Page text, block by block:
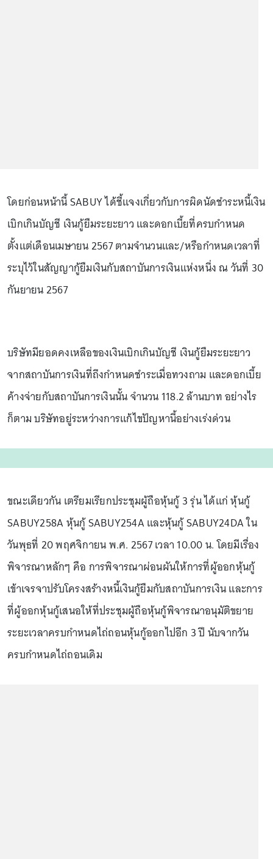
โดยก่อนหน้านี้ SABUY ได้ชี้แจงเกี่ยวกับการผิดนัดชำระหนี้เงิน
เบิกเกินบัญชี เงินกู้ยืมระยะยาว และดอกเบี้ยที่ครบกำหนด
ตั้งแต่เดือนเมษายน 2567 ตามจำนวนและ/หรือกำหนดเวลาที่
ระบุไว้ในสัญญากู้ยืมเงินกับสถาบันการเงินแห่งหนึ่ง ณ วันที่ 30
กันยายน 2567
บริษัทมียอดคงเหลือของเงินเบิกเกินบัญชี เงินกู้ยืมระยะยาว
จากสถาบันการเงินที่ถึงกำหนดชำระเมื่อทวงถาม และดอกเบี้ย
ค้างจ่ายกับสถาบันการเงินนั้น จำนวน 118.2 ล้านบาท อย่างไร
ก็ตาม บริษัทอยู่ระหว่างการแก้ไขปัญหานี้อย่างเร่งด่วน
ขณะเดียวกัน เตรียมเรียกประชุมผู้ถือหุ้นกู้ 3 รุ่น ได้แก่ หุ้นกู้
SABUY258A หุ้นกู้ SABUY254A และหุ้นกู้ SABUY24DA ใน
วันพุธที่ 20 พฤศจิกายน พ.ศ. 2567 เวลา 10.00 น. โดยมีเรื่อง
พิจารณาหลักๆ คือ การพิจารณาผ่อนผันให้การที่ผู้ออกหุ้นกู้
เข้าเจรจาปรับโครงสร้างหนี้เงินกู้ยืมกับสถาบันการเงิน และการ
ที่ผู้ออกหุ้นกู้เสนอให้ที่ประชุมผู้ถือหุ้นกู้พิจารณาอนุมัติขยาย
ระยะเวลาครบกำหนดไถ่ถอนหุ้นกู้ออกไปอีก 3 ปี นับจากวัน
ครบกำหนดไถ่ถอนเดิม